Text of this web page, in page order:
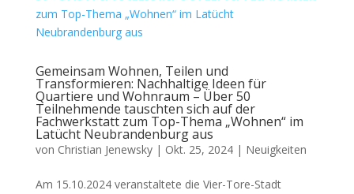
Gemeinsam Wohnen, Teilen und
Transformieren: Nachhaltige Ideen für
Quartiere und Wohnraum – Über 50
Teilnehmende tauschten sich auf der
Fachwerkstatt zum Top-Thema „Wohnen“ im
Latücht Neubrandenburg aus
von Christian Jenewsky| Okt. 25, 2024| Neuigkeiten
Am 15.10.2024 veranstaltete die Vier-Tore-Stadt